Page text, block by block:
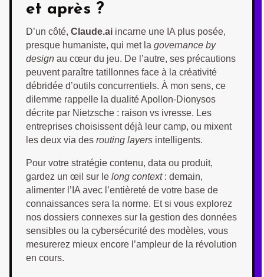
et après ?
D’un côté, Claude.ai incarne une IA plus posée,
presque humaniste, qui met la governance by
design au cœur du jeu. De l’autre, ses précautions
peuvent paraître tatillonnes face à la créativité
débridée d’outils concurrentiels. À mon sens, ce
dilemme rappelle la dualité Apollon-Dionysos
décrite par Nietzsche : raison vs ivresse. Les
entreprises choisissent déjà leur camp, ou mixent
les deux via des routing layers intelligents.
Pour votre stratégie contenu, data ou produit,
gardez un œil sur le long context: demain,
alimenter l’IA avec l’entièreté de votre base de
connaissances sera la norme. Et si vous explorez
nos dossiers connexes sur la gestion des données
sensibles ou la cybersécurité des modèles, vous
mesurerez mieux encore l’ampleur de la révolution
en cours.